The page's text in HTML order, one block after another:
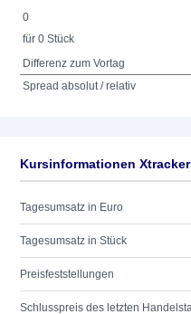
0
für 0 Stück
Differenz zum Vortag
Spread absolut / relativ
Kursinformationen
Tagesumsatz in Euro
Tagesumsatz in Stück
Preisfeststellungen
Schlusspreis des letzten